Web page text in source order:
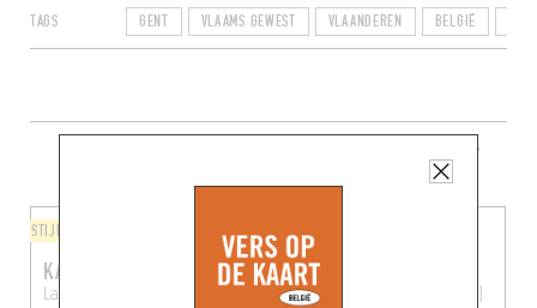
TAGS GENT VLAAMS GEWEST VLAANDEREN BELGIË
MEER RESTAURANTS IN DE BUURT
STIJL VAN DE CHEF
KARBON
Lange Kruisstraat 7
ITALIAANS
MI GARBA
Botermarkt 6